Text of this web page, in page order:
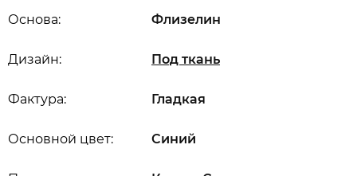
Основной цвет: Синий
Дизайн: Под ткань
Основа: Флизелин
Фактура: Гладкая